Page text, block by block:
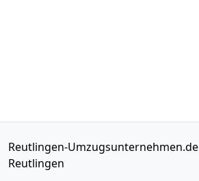
Reutlingen-Umzugsunternehmen.de
Reutlingen